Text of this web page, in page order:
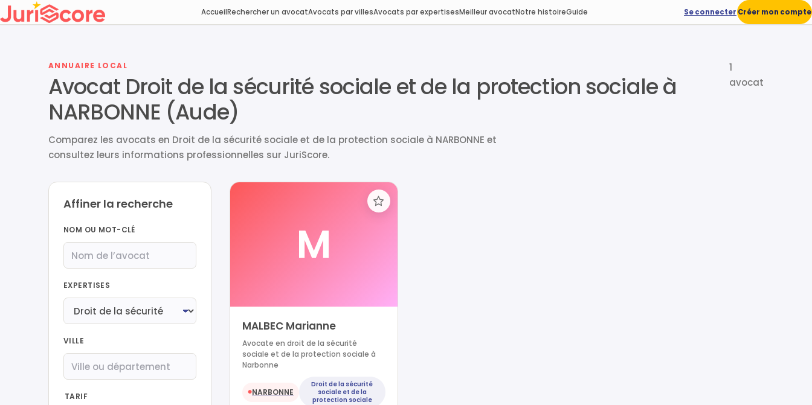
AccueilRechercher un avocatAvocats par villesAvocats par expertisesMeilleur avocatNotre histoireGuide Se connecter Créer mon compte
ANNUAIRE LOCAL
Avocat Droit de la sécurité sociale et de la protection sociale à
NARBONNE (Aude)
Comparez les avocats en Droit de la sécurité sociale et de la protection sociale à NARBONNE et
consultez leurs informations professionnelles sur JuriScore.
1
avocat
Affiner la recherche
NOM OU MOT-CLÉ
EXPERTISES
VILLE
TARIF
M
MALBEC Marianne
Avocate en droit de la sécurité
sociale et de la protection sociale à
Narbonne
●NARBONNE
Droit de la sécurité
sociale et de la
protection sociale